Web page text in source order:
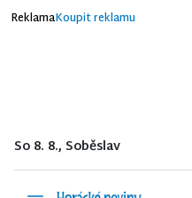
ReklamaKoupit reklamu
So 8. 8., Soběslav